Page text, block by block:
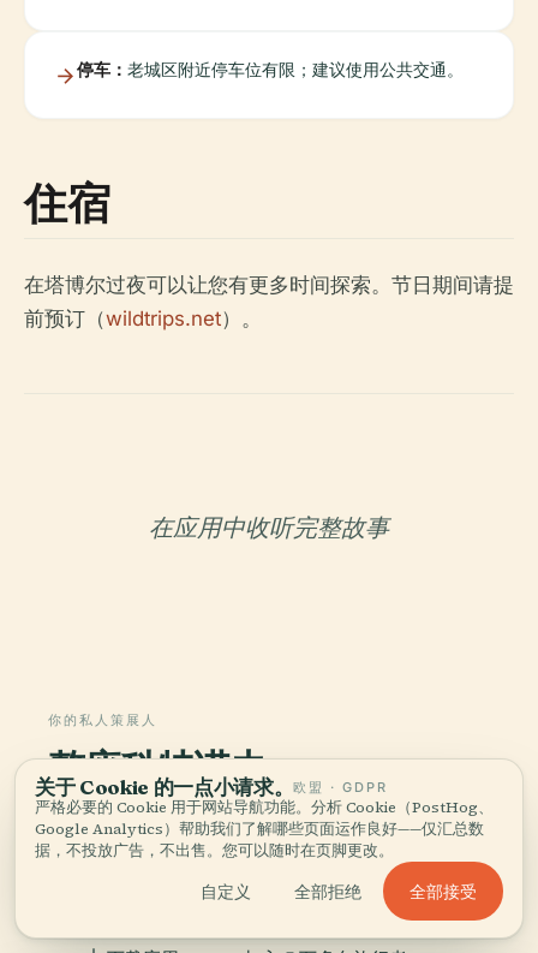
停车： 老城区附近停车位有限；建议使用公共交通。
住宿
在塔博尔过夜可以让您有更多时间探索。节日期间请提
前预订（wildtrips.net）。
在应用中收听完整故事
你的私人策展人
整座科特诺夫，
娓娓道来。
覆盖96个国家1,100多个城市的语音导览。历史、故
事与本地见闻——离线可用。
关于 Cookie 的一点小请求。欧盟 · GDPR
严格必要的 Cookie 用于网站导航功能。分析 Cookie（PostHog、
Google Analytics）帮助我们了解哪些页面运作良好——仅汇总数
据，不投放广告，不出售。您可以随时在页脚更改。
自定义 全部拒绝 全部接受